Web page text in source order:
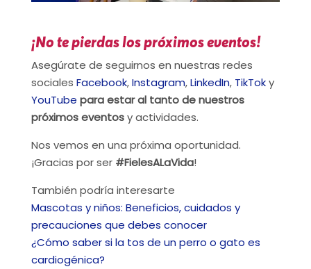
¡No te pierdas los próximos eventos!
Asegúrate de seguirnos en nuestras redes
sociales Facebook,Instagram,LinkedIn, TikToky
YouTube para estar al tanto de nuestros
próximos eventosy actividades.
Nos vemos en una próxima oportunidad.
¡Gracias por ser #FielesALaVida!
También podría interesarte
Mascotas y niños: Beneficios, cuidados y
precauciones que debes conocer
¿Cómo saber si la tos de un perro o gato es
cardiogénica?